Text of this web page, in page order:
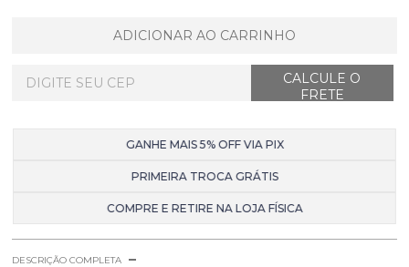
ADICIONAR AO CARRINHO
GANHE MAIS 5% OFF VIA PIX
PRIMEIRA TROCA GRÁTIS
COMPRE E RETIRE NA LOJA FÍSICA
DESCRIÇÃO COMPLETA